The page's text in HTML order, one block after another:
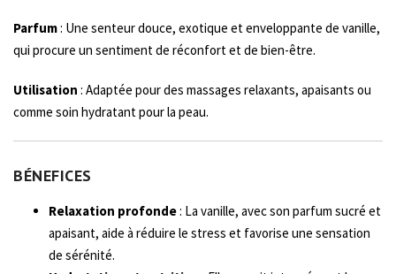
Parfum: Une senteur douce, exotique et enveloppante de vanille,
qui procure un sentiment de réconfort et de bien-être.
Utilisation : Adaptée pour des massages relaxants, apaisants ou
comme soin hydratant pour la peau.
BÉNEFICES
Relaxation profonde: La vanille, avec son parfum sucré et
apaisant, aide à réduire le stress et favorise une sensation
de sérénité.